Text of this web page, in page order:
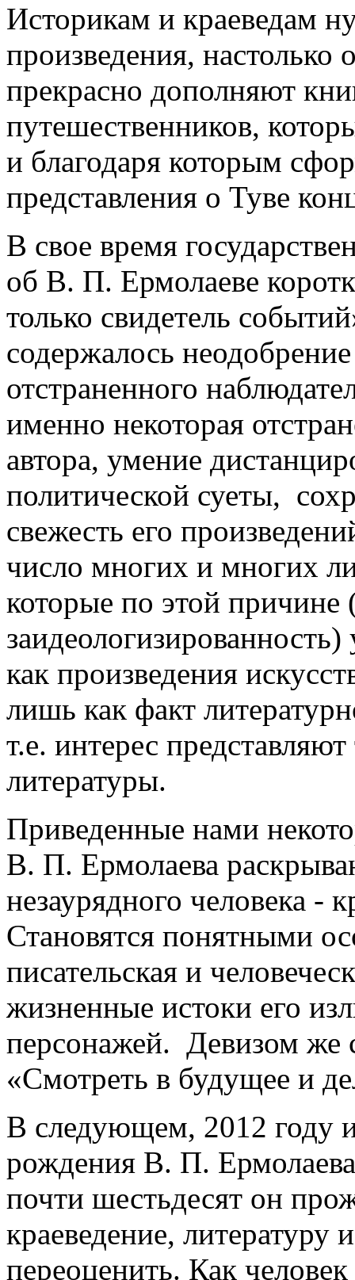
Историкам и краеведам
произведения,
прекрасно дополняют
путешественников,
и благодаря которым
представления о Туве
В свое время
об В. П. Ермолаеве
только свидетель
содержалось
отстраненного
именно некоторая
автора, умение
политической суеты,
свежесть его
число многих и многих
которые по этой причине
как произведения
лишь как факт
т.е. интерес
литературы.
Приведенные нами
В. П. Ермолаева
незаурядного человека -
Становятся понятными
писательская и
жизненные истоки его
персонажей. Девизом же
«Смотреть в будущее и
В следующем, 2012 году
рождения В. П.
почти шестьдесят он
краеведение,
переоценить. Как